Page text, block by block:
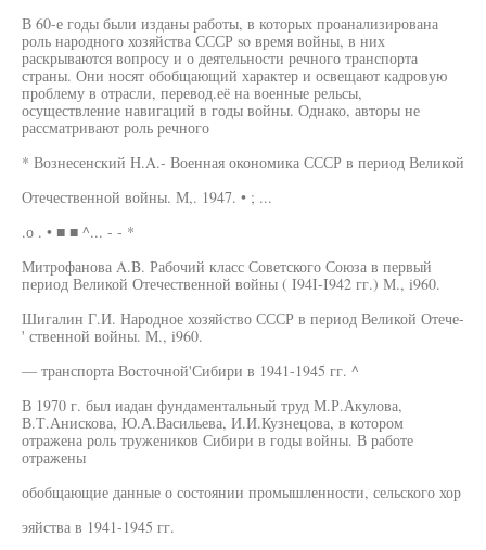
В 60-е годы были изданы работы, в которых проанализирована
роль народного хозяйства СССР so время войны, в них
раскрываются вопросу и о деятельности речного транспорта
страны. Они носят обобщающий характер и освещают кадровую
проблему в отрасли, перевод.её на военные рельсы,
осуществление навигаций в годы войны. Однако, авторы не
рассматривают роль речного
* Вознесенский H.A.- Военная окономика СССР в период Великой
Отечественной войны. М,. 1947. • ; ...
.о . • ■ ■ ^... - - *
Митрофанова A.B. Рабочий класс Советского Союза в первый
период Великой Отечественной войны ( I94I-I942 гг.) М., i960.
Шигалин Г.И. Народное хозяйство СССР в период Великой Отече-
' ственной войны. М., i960.
— транспорта Восточной'Сибири в 1941-1945 гг. ^
В 1970 г. был иадан фундаментальный труд М.Р.Акулова,
В.Т.Анискова, Ю.А.Васильева, И.И.Кузнецова, в котором
отражена роль тружеников Сибири в годы войны. В работе
отражены
обобщающие данные о состоянии промышленности, сельского хор
эяйства в 1941-1945 гг.